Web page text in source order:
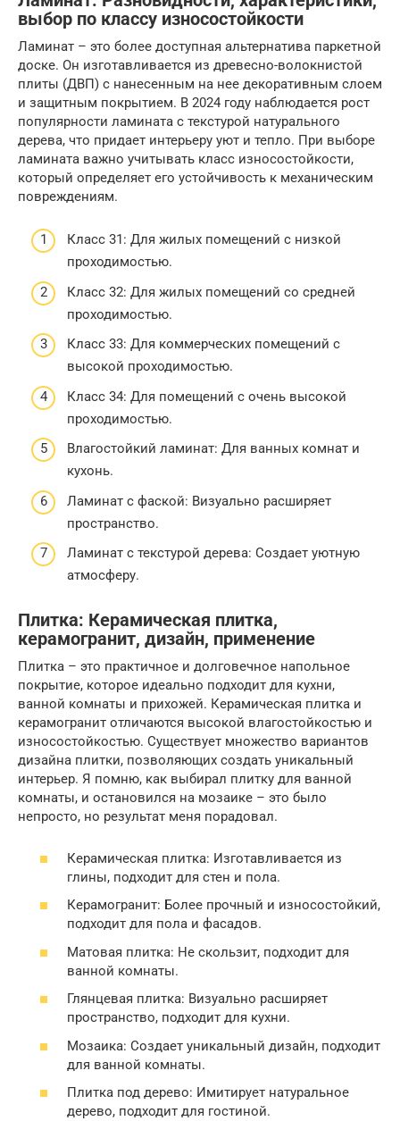
выбор по классу износостойкости
Ламинат – это более доступная альтернатива паркетной
доске. Он изготавливается из древесно-волокнистой
плиты (ДВП) с нанесенным на нее декоративным слоем
и защитным покрытием. В 2024 году наблюдается рост
популярности ламината с текстурой натурального
дерева, что придает интерьеру уют и тепло. При выборе
ламината важно учитывать класс износостойкости,
который определяет его устойчивость к механическим
повреждениям.
Класс 31: Для жилых помещений с низкой
проходимостью.
Класс 32: Для жилых помещений со средней
проходимостью.
Класс 33: Для коммерческих помещений с
высокой проходимостью.
Класс 34: Для помещений с очень высокой
проходимостью.
Влагостойкий ламинат: Для ванных комнат и
кухонь.
Ламинат с фаской: Визуально расширяет
пространство.
Ламинат с текстурой дерева: Создает уютную
атмосферу.
Плитка: Керамическая плитка,
керамогранит, дизайн, применение
Плитка – это практичное и долговечное напольное
покрытие, которое идеально подходит для кухни,
ванной комнаты и прихожей. Керамическая плитка и
керамогранит отличаются высокой влагостойкостью и
износостойкостью. Существует множество вариантов
дизайна плитки, позволяющих создать уникальный
интерьер. Я помню, как выбирал плитку для ванной
комнаты, и остановился на мозаике – это было
непросто, но результат меня порадовал.
Керамическая плитка: Изготавливается из
глины, подходит для стен и пола.
Керамогранит: Более прочный и износостойкий,
подходит для пола и фасадов.
Матовая плитка: Не скользит, подходит для
ванной комнаты.
Глянцевая плитка: Визуально расширяет
пространство, подходит для кухни.
Мозаика: Создает уникальный дизайн, подходит
для ванной комнаты.
Плитка под дерево: Имитирует натуральное
дерево, подходит для гостиной.